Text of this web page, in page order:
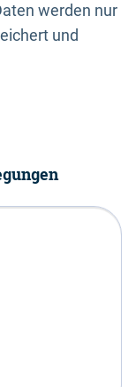
werden nur
und